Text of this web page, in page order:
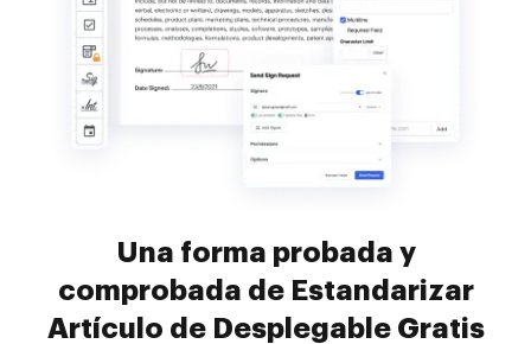
Una forma probada y
comprobada de Estandarizar
Artículo de Desplegable Gratis